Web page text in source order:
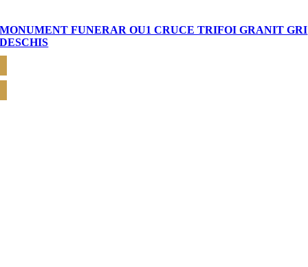
MONUMENT FUNERAR OU1 CRUCE TRIFOI GRANIT GRI
DESCHIS